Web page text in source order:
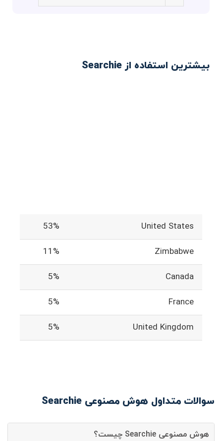
بیشترین استفاده از Searchie
United States
53%
Zimbabwe
11%
Canada
5%
France
5%
United Kingdom
5%
سوالات متداول هوش مصنوعی Searchie
هوش مصنوعی Searchie چیست؟